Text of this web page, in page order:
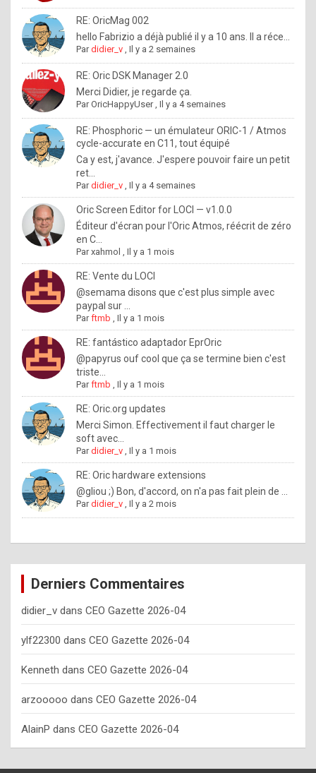
o
l
e
x
.
I
f
y
o
u
w
a
n
t
o
n
o
w
h
o
w
o
e
y
o
u
s
h
o
RE: OricMag 002
hello Fabrizio a déjà publié il y a 10 ans. Il a réce...
Pardidier_v ,Il y a 2 semaines
RE: Oric DSK Manager 2.0
Merci Didier, je regarde ça.
ParOricHappyUser,Il y a 4 semaines
RE: Phosphoric — un émulateur ORIC-1 / Atmos
cycle-accurate en C11, tout équipé
Ca y est, j'avance. J'espere pouvoir faire un petit
ret...
Pardidier_v ,Il y a 4 semaines
Oric Screen Editor for LOCI — v1.0.0
Éditeur d'écran pour l'Oric Atmos, réécrit de zéro
en C...
Parxahmol ,Il y a 1 mois
RE: Vente du LOCI
@semama disons que c'est plus simple avec
paypal sur ...
Parftmb ,Il y a 1 mois
RE: fantástico adaptador EprOric
@papyrus ouf cool que ça se termine bien c'est
triste...
Parftmb ,Il y a 1 mois
RE: Oric.org updates
Merci Simon. Effectivement il faut charger le
soft avec...
Pardidier_v ,Il y a 1 mois
RE: Oric hardware extensions
@gliou ;) Bon, d'accord, on n'a pas fait plein de ...
Pardidier_v ,Il y a 2 mois
Derniers Commentaires
didier_v dans CEO Gazette 2026-04
ylf22300 dans CEO Gazette 2026-04
Kenneth dans CEO Gazette 2026-04
arzooooo dans CEO Gazette 2026-04
AlainP dans CEO Gazette 2026-04